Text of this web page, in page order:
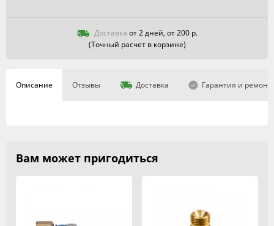
Доставка от 2 дней, от 200 р.
(Точный расчет в корзине)
Описание Отзывы Доставка Гарантия и ремонт
Вам может пригодиться